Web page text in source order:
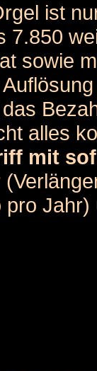
ist
7.850
sowie
alles
mit